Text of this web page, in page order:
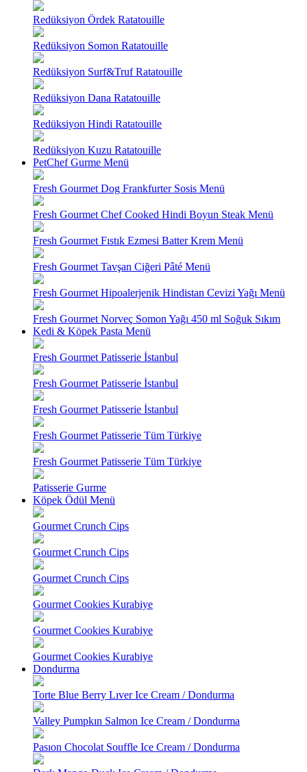
Redüksiyon Ördek Ratatouille
Redüksiyon Somon Ratatouille
Redüksiyon Surf&Truf Ratatouille
Redüksiyon Dana Ratatouille
Redüksiyon Hindi Ratatouille
Redüksiyon Kuzu Ratatouille
PetChef Gurme Menü
Fresh Gourmet Dog Frankfurter Sosis Menü
Fresh Gourmet Chef Cooked Hindi Boyun Steak Menü
Fresh Gourmet Fıstık Ezmesi Batter Krem Menü
Fresh Gourmet Tavşan Ciğeri Pâté Menü
Fresh Gourmet Hipoalerjenik Hindistan Cevizi Yağı Menü
Fresh Gourmet Norveç Somon Yağı 450 ml Soğuk Sıkım
Kedi & Köpek Pasta Menü
Fresh Gourmet Patisserie İstanbul
Fresh Gourmet Patisserie İstanbul
Fresh Gourmet Patisserie İstanbul
Fresh Gourmet Patisserie Tüm Türkiye
Fresh Gourmet Patisserie Tüm Türkiye
Patisserie Gurme
Köpek Ödül Menü
Gourmet Crunch Cips
Gourmet Crunch Cips
Gourmet Crunch Cips
Gourmet Cookies Kurabiye
Gourmet Cookies Kurabiye
Gourmet Cookies Kurabiye
Dondurma
Torte Blue Berry Lıver Ice Cream / Dondurma
Valley Pumpkın Salmon Ice Cream / Dondurma
Pasıon Chocolat Souffle Ice Cream / Dondurma